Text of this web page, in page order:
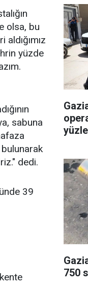
olsa, bu
yüzde
sabuna
dedi.
39
750